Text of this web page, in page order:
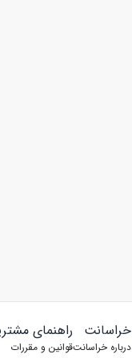
خراسانت
درباره خراسانت
راهنمای
قوانین و مقررات